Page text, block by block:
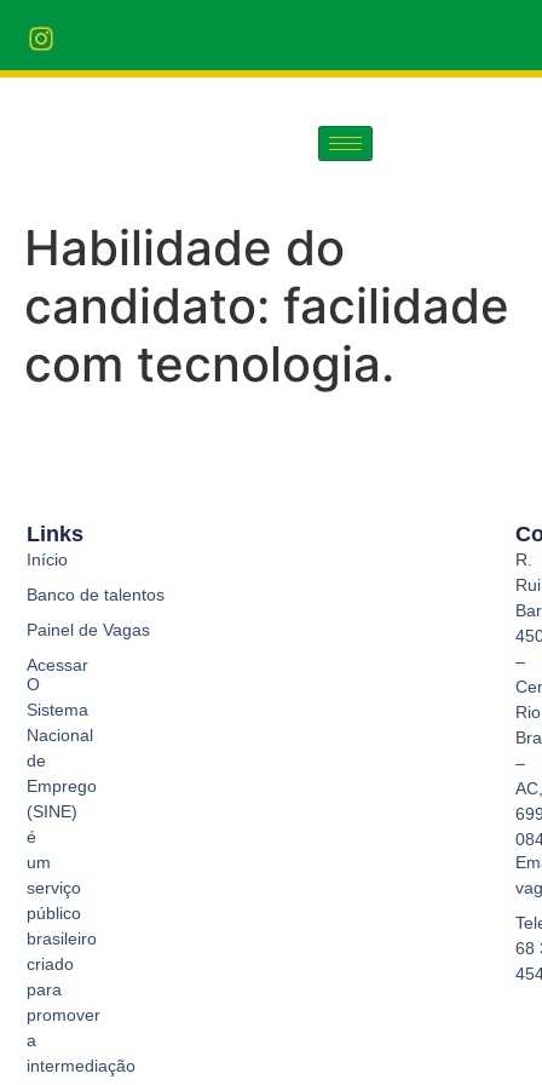
Habilidade do
candidato: facilidade
com tecnologia.
O
Sistema
Nacional
de
Emprego
(SINE)
é
um
serviço
público
brasileiro
criado
para
promover
a
intermediação
Links
Início
Banco de talentos
Painel de Vagas
Acessar
R.
Rui
–
Rio
–
AC,
68